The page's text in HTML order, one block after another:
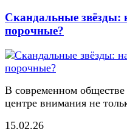
Скандальные звёзды:
порочные?
В современном обществе
центре внимания не
15.02.26